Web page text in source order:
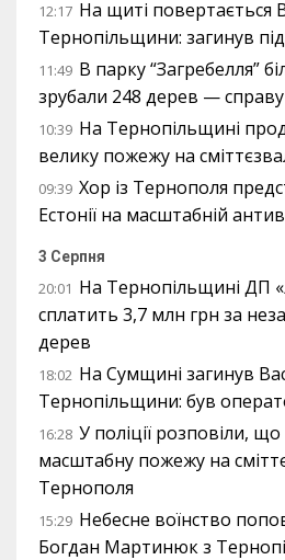
12:17 На щиті повертається
Тернопільщини: загинув
11:49 В парку “Загребелля”
зрубали 248 дерев —
10:39 На Тернопільщині
велику пожежу на
09:39 Хор із Тернополя
Естонії на масштабній
3 Серпня
20:01 На Тернопільщині ДП
сплатить 3,7 млн грн за
дерев
18:02 На Сумщині загинув
Тернопільщини: був
16:28 У поліції розповіли,
масштабну пожежу на
Тернополя
15:29 Небесне воїнство
Богдан Мартинюк з